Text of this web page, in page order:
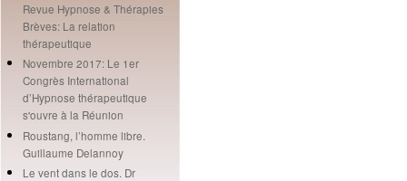
Revue Hypnose & Thérapies
Brèves: La relation
thérapeutique
Novembre 2017: Le 1er
Congrès International
d’Hypnose thérapeutique
s'ouvre à la Réunion
Roustang, l’homme libre.
Guillaume Delannoy
Le vent dans le dos. Dr